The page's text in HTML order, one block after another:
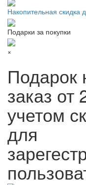
Накопительная скидка
Подарки за покупки
×
Подарок
заказ от
учетом
для